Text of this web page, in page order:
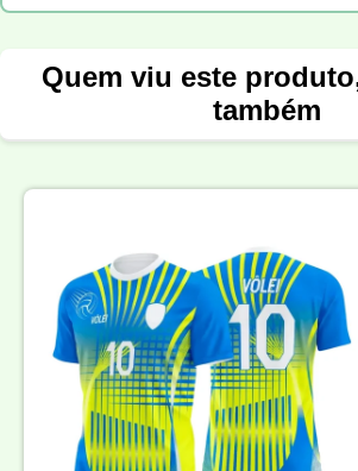
Quem viu este
também